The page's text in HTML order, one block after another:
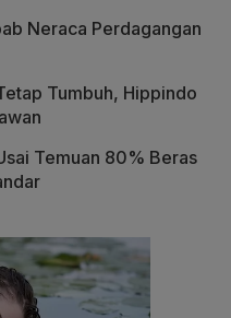
Neraca Perdagangan
Tumbuh, Hippindo
Temuan 80% Beras